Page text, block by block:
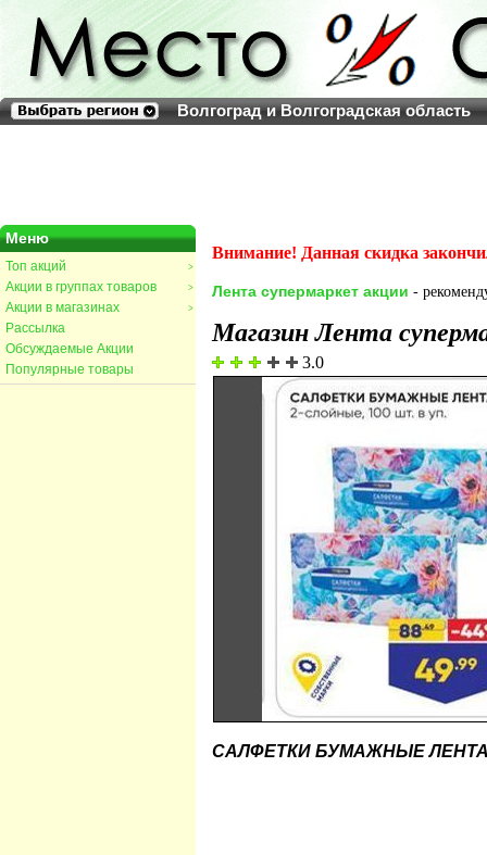
Волгоград и Волгоградская область
Меню
>
Топ акций
>
Акции в группах товаров
>
Акции в магазинах
Рассылка
Обсуждаемые Акции
Популярные товары
Внимание! Данная скидка
Лента супермаркет акции -
Магазин Лента
3.0
САЛФЕТКИ БУМАЖНЫЕ